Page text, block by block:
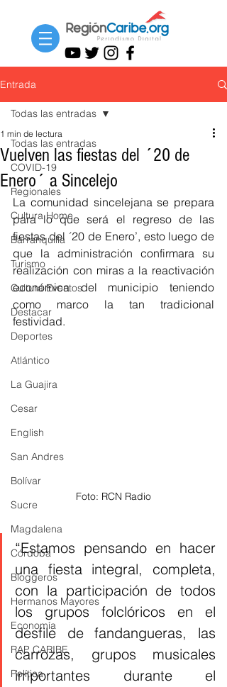
Entrada
Todas las entradas
COVID-19
Regionales
Cultura Home
Barranquilla
Turismo
Cultura Eventos
Destacar
Deportes
Atlántico
La Guajira
Cesar
English
San Andres
Bolívar
Sucre
Magdalena
Córdoba
Bloggeros
Hermanos Mayores
Economía
RAP CARIBE
Política
Todas las entradas
Vuelven las fiestas del ´20 de
Enero´ a Sincelejo
1 min de lectura
La comunidad sincelejana se prepara
para lo que será el regreso de las
fiestas del ´20 de Enero’, esto luego de
que la administración confirmara su
realización con miras a la reactivación
económica del municipio teniendo
como marco la tan tradicional
festividad.
Foto: RCN Radio
“Estamos pensando en hacer
una fiesta integral, completa,
con la participación de todos
los grupos folclóricos en el
desfile de fandangueras, las
carrozas, grupos musicales
importantes durante el